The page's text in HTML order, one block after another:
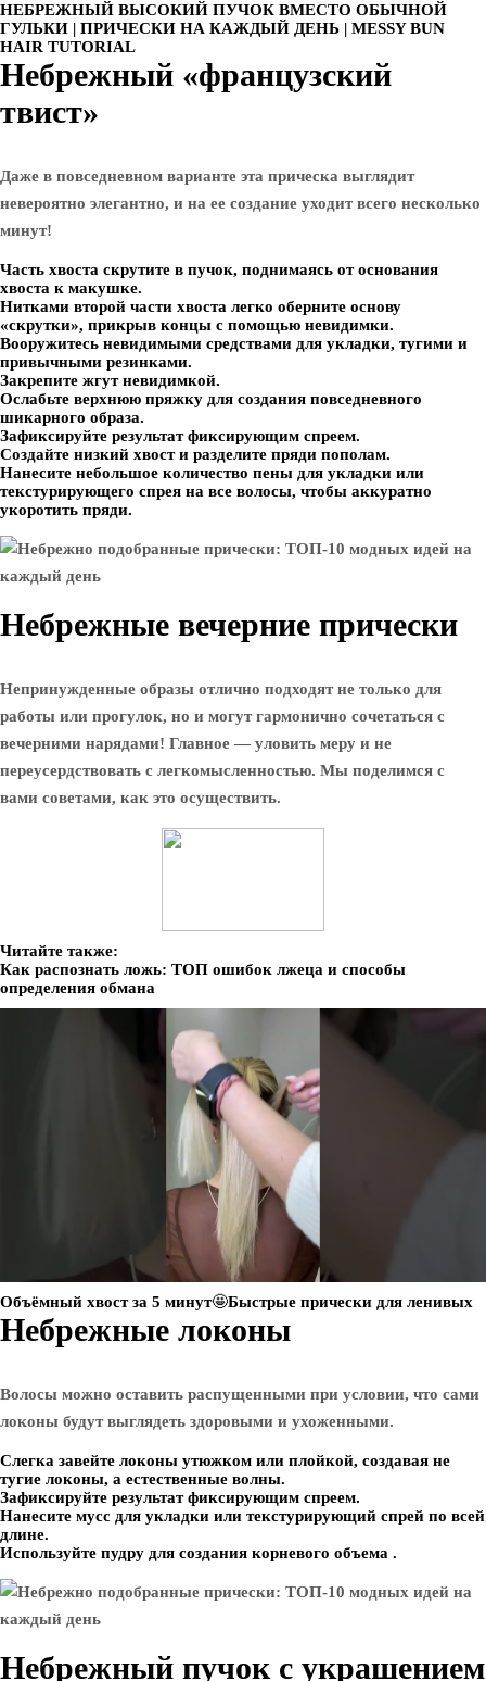
НЕБРЕЖНЫЙ ВЫСОКИЙ ПУЧОК ВМЕСТО ОБЫЧНОЙ
ГУЛЬКИ | ПРИЧЕСКИ НА КАЖДЫЙ ДЕНЬ | MESSY BUN
HAIR TUTORIAL
Небрежный «французский
твист»
Даже в повседневном варианте эта прическа выглядит
невероятно элегантно, и на ее создание уходит всего несколько
минут!
Часть хвоста скрутите в пучок, поднимаясь от основания
хвоста к макушке.
Нитками второй части хвоста легко оберните основу
«скрутки», прикрыв концы с помощью невидимки.
Вооружитесь невидимыми средствами для укладки, тугими и
привычными резинками.
Закрепите жгут невидимкой.
Ослабьте верхнюю пряжку для создания повседневного
шикарного образа.
Зафиксируйте результат фиксирующим спреем.
Создайте низкий хвост и разделите пряди пополам.
Нанесите небольшое количество пены для укладки или
текстурирующего спрея на все волосы, чтобы аккуратно
укоротить пряди.
Небрежные вечерние прически
Непринужденные образы отлично подходят не только для
работы или прогулок, но и могут гармонично сочетаться с
вечерними нарядами! Главное — уловить меру и не
переусердствовать с легкомысленностью. Мы поделимся с
вами советами, как это осуществить.
Читайте также:
Как распознать ложь: ТОП ошибок лжеца и способы
определения обмана
Объёмный хвост за 5 минут🤩Быстрые прически для ленивых
Небрежные локоны
Волосы можно оставить распущенными при условии, что сами
локоны будут выглядеть здоровыми и ухоженными.
Слегка завейте локоны утюжком или плойкой, создавая не
тугие локоны, а естественные волны.
Зафиксируйте результат фиксирующим спреем.
Нанесите мусс для укладки или текстурирующий спрей по всей
длине.
Используйте пудру для создания корневого объема .
Небрежный пучок с украшением